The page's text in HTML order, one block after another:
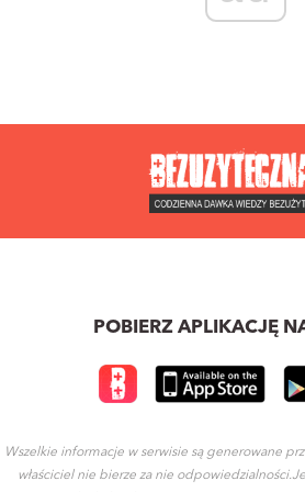
POBIERZ APLIKACJĘ
Wszelkie informacje w serwisie są generowane
właściciel nie bierze za nie